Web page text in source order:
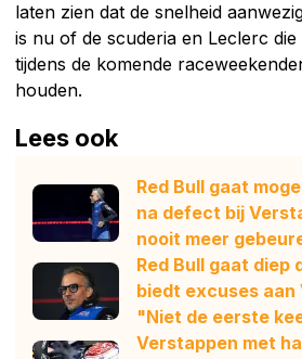
laten zien dat de snelheid
is nu of de scuderia en Leclerc
tijdens de komende
houden.
Lees ook
Red Bull gaat
na defect bij
nooit meer
Red Bull gaat diep
biedt excuses aan
"Niet de eerste
Verstappen met